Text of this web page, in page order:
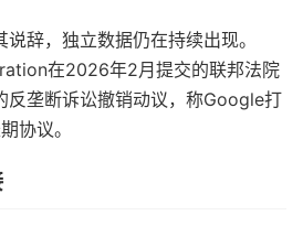
辞，独立数据仍在持续出现。
在2026年2月提交的联邦法院
反垄断诉讼撤销动议，称Google打
协议。